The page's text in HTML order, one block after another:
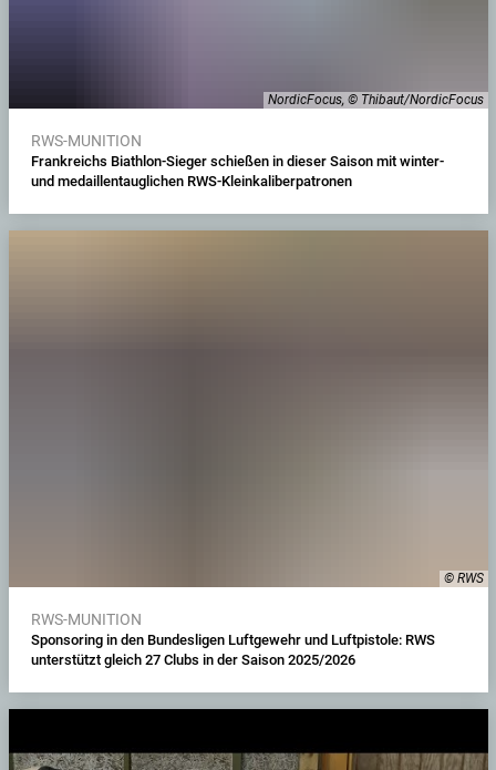
NordicFocus, © Thibaut/NordicFocus
RWS-MUNITION
Frankreichs Biathlon-Sieger schießen in dieser Saison mit winter-
und medaillentauglichen RWS-Kleinkaliberpatronen
© RWS
RWS-MUNITION
Sponsoring in den Bundesligen Luftgewehr und Luftpistole: RWS
unterstützt gleich 27 Clubs in der Saison 2025/2026